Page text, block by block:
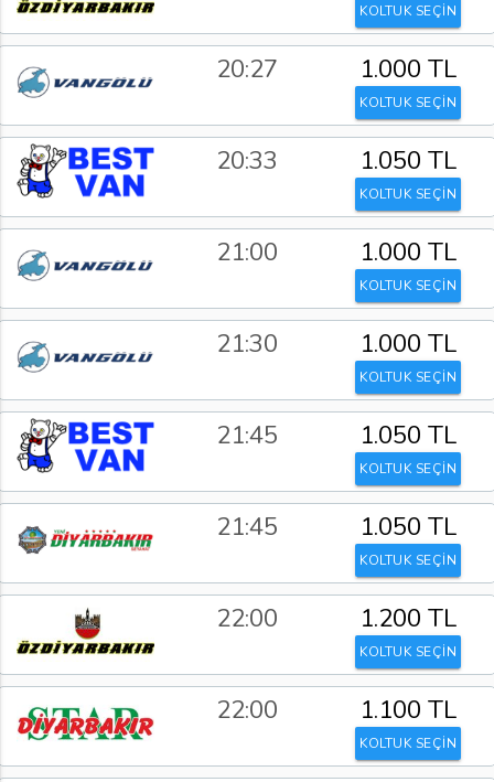
KOLTUK SEÇİN
20:27 1.000 TL
KOLTUK SEÇİN
20:33 1.050 TL
KOLTUK SEÇİN
21:00 1.000 TL
KOLTUK SEÇİN
21:30 1.000 TL
KOLTUK SEÇİN
21:45 1.050 TL
KOLTUK SEÇİN
21:45 1.050 TL
KOLTUK SEÇİN
22:00 1.200 TL
KOLTUK SEÇİN
22:00 1.100 TL
KOLTUK SEÇİN